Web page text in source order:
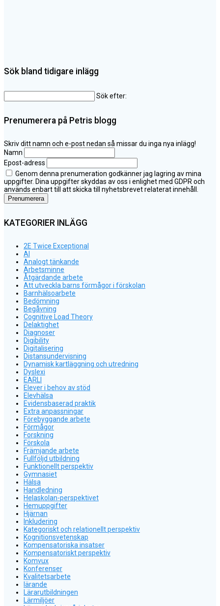
Sök bland tidigare inlägg
Sök efter:
Prenumerera på Petris blogg
Skriv ditt namn och e-post nedan så missar du inga nya inlägg!
Namn
Epost-adress
Genom denna prenumeration godkänner jag lagring av mina
uppgifter. Dina uppgifter skyddas av oss i enlighet med GDPR och
används enbart till att skicka till nyhetsbrevet relaterat innehåll.
KATEGORIER INLÄGG
2E Twice Exceptional
AI
Analogt tänkande
Arbetsminne
Åtgärdande arbete
Att utveckla barns förmågor i förskolan
Barnhälsoarbete
Bedömning
Begåvning
Cognitive Load Theory
Delaktighet
Diagnoser
Digibility
Digitalisering
Distansundervisning
Dynamisk kartläggning och utredning
Dyslexi
EARLI
Elever i behov av stöd
Elevhälsa
Evidensbaserad praktik
Extra anpassningar
Förebyggande arbete
Förmågor
Forskning
Förskola
Främjande arbete
Fullföljd utbildning
Funktionellt perspektiv
Gymnasiet
Hälsa
Handledning
Helaskolan-perspektivet
Hemuppgifter
Hjärnan
Inkludering
Kategoriskt och relationellt perspektiv
Kognitionsvetenskap
Kompensatoriska insatser
Kompensatoriskt perspektiv
Komvux
Konferenser
Kvalitetsarbete
lärande
Lärarutbildningen
Lärmiljöer